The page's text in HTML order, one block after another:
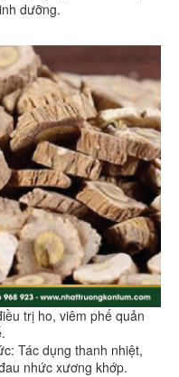
dưỡng.
trị ho, viêm phế quản
Tác dụng thanh nhiệt,
nhức xương khớp.